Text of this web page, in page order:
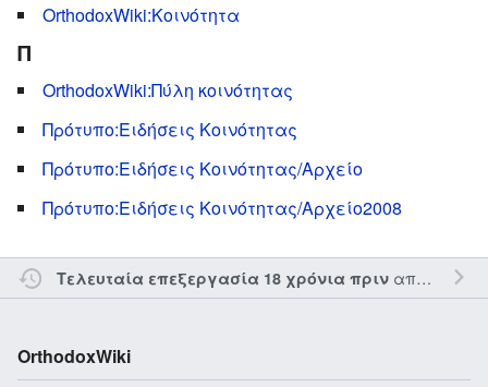
OrthodoxWiki:Κοινότητα
Π
OrthodoxWiki:Πύλη κοινότητας
Πρότυπο:Ειδήσεις Κοινότητας
Πρότυπο:Ειδήσεις Κοινότητας/Αρχείο
Πρότυπο:Ειδήσεις Κοινότητας/Αρχείο2008
Τελευταία επεξεργασία 18 χρόνια πριναπό τον την
OrthodoxWiki